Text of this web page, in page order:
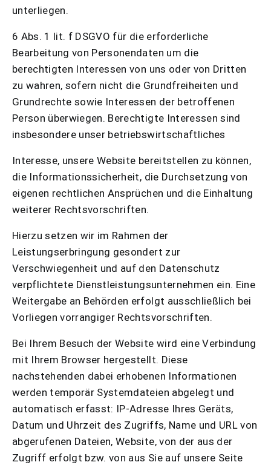
unterliegen.
6 Abs. 1 lit. f DSGVO für die erforderliche
Bearbeitung von Personendaten um die
berechtigten Interessen von uns oder von Dritten
zu wahren, sofern nicht die Grundfreiheiten und
Grundrechte sowie Interessen der betroffenen
Person überwiegen. Berechtigte Interessen sind
insbesondere unser betriebswirtschaftliches
Interesse, unsere Website bereitstellen zu können,
die Informationssicherheit, die Durchsetzung von
eigenen rechtlichen Ansprüchen und die Einhaltung
weiterer Rechtsvorschriften.
Hierzu setzen wir im Rahmen der
Leistungserbringung gesondert zur
Verschwiegenheit und auf den Datenschutz
verpflichtete Dienstleistungsunternehmen ein. Eine
Weitergabe an Behörden erfolgt ausschließlich bei
Vorliegen vorrangiger Rechtsvorschriften.
Bei Ihrem Besuch der Website wird eine Verbindung
mit Ihrem Browser hergestellt. Diese
nachstehenden dabei erhobenen Informationen
werden temporär Systemdateien abgelegt und
automatisch erfasst: IP-Adresse Ihres Geräts,
Datum und Uhrzeit des Zugriffs, Name und URL von
abgerufenen Dateien, Website, von der aus der
Zugriff erfolgt bzw. von aus Sie auf unsere Seite